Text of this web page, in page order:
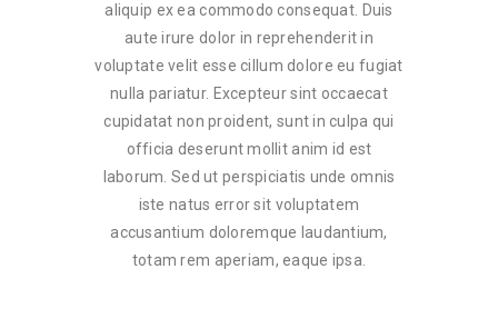
aliquip ex ea commodo consequat. Duis
aute irure dolor in reprehenderit in
voluptate velit esse cillum dolore eu fugiat
nulla pariatur. Excepteur sint occaecat
cupidatat non proident, sunt in culpa qui
officia deserunt mollit anim id est
laborum. Sed ut perspiciatis unde omnis
iste natus error sit voluptatem
accusantium doloremque laudantium,
totam rem aperiam, eaque ipsa.